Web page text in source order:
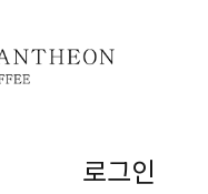
로그인